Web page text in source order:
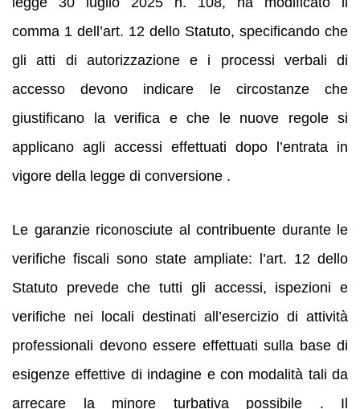
comma 1 dell’art. 12 dello Statuto, specificando che
gli atti di autorizzazione e i processi verbali di
accesso devono indicare le circostanze che
giustificano la verifica e che le nuove regole si
applicano agli accessi effettuati dopo l’entrata in
vigore della legge di conversione .
Le garanzie riconosciute al contribuente durante le
verifiche fiscali sono state ampliate: l’art. 12 dello
Statuto prevede che tutti gli accessi, ispezioni e
verifiche nei locali destinati all’esercizio di attività
professionali devono essere effettuati sulla base di
esigenze effettive di indagine e con modalità tali da
arrecare la minore turbativa possibile . Il